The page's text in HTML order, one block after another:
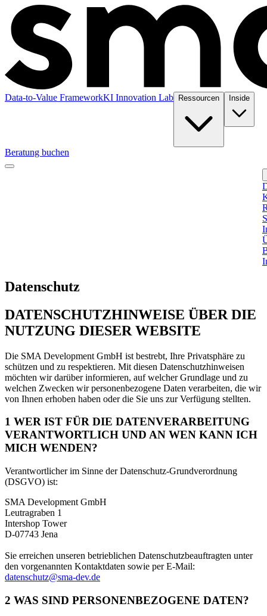
Data-to-Value FrameworkKI Innovation Lab Ressourcen Inside
Beratung buchen
Datenschutz
DATENSCHUTZHINWEISE ÜBER DIE
NUTZUNG DIESER WEBSITE
Die SMA Development GmbH ist bestrebt, Ihre Privatsphäre zu
schützen und zu respektieren. Mit diesen Datenschutzhinweisen
möchten wir darüber informieren, auf welcher Grundlage und zu
welchen Zwecken wir personenbezogene Daten verarbeiten, die wir
von Ihnen erhoben haben oder die Sie uns zur Verfügung stellten.
1 WER IST FÜR DIE DATENVERARBEITUNG
VERANTWORTLICH UND AN WEN KANN ICH
MICH WENDEN?
Verantwortlicher im Sinne der Datenschutz-Grundverordnung
(DSGVO) ist:
SMA Development GmbH
Leutragraben 1
Intershop Tower
D-07743 Jena
Sie erreichen unseren betrieblichen Datenschutzbeauftragten unter
den vorgenannten Kontaktdaten sowie per E-Mail:
datenschutz@sma-dev.de
2 WAS SIND PERSONENBEZOGENE DATEN?